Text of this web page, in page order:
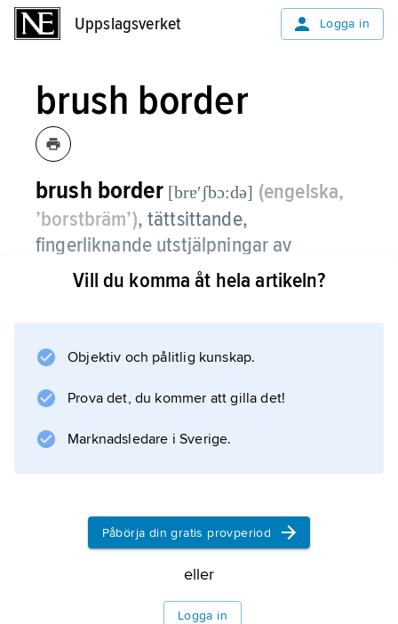
Uppslagsverket Logga in
brush border
brush border [brɐʹʃbɔ:də] (engelska,
’borstbräm’),tättsittande,
fingerliknande utstjälpningar av
membranerna på vissa slemhinnecellers
mikrovilli
Vill du komma åt hela artikeln?
Objektiv och pålitlig kunskap.
Prova det, du kommer att gilla det!
Marknadsledare i Sverige.
Påbörja din gratis provperiod
eller
Logga in